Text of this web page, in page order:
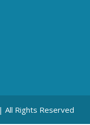
Rights Reserved